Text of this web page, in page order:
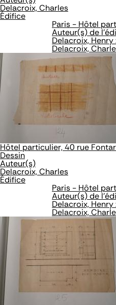
Delacroix, Charles
Édifice
Paris - Hôtel
Auteur(s) de
Delacroix,
Delacroix,
Hôtel particulier, 40 rue
Dessin
Auteur(s)
Delacroix, Charles
Édifice
Paris - Hôtel
Auteur(s) de
Delacroix,
Delacroix,